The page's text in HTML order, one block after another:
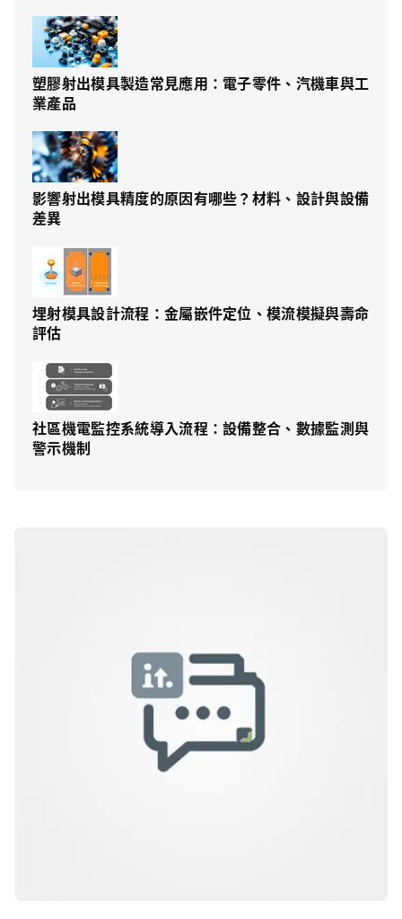
塑膠射出模具製造常見應用：電子零件、汽機車與工
業產品
影響射出模具精度的原因有哪些？材料、設計與設備
差異
埋射模具設計流程：金屬嵌件定位、模流模擬與壽命
評估
社區機電監控系統導入流程：設備整合、數據監測與
警示機制